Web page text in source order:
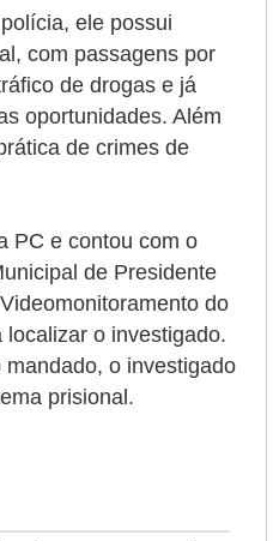
ele possui
com passagens por
de drogas e já
oportunidades. Além
de crimes de
PC e contou com o
de Presidente
do
o investigado.
o investigado
prisional.